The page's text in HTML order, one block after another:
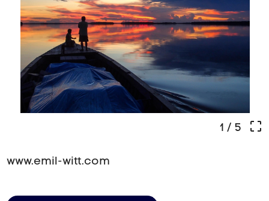
crop_free
1 / 5
www.emil-witt.com